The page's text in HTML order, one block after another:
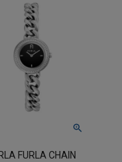
FURLA CHAIN